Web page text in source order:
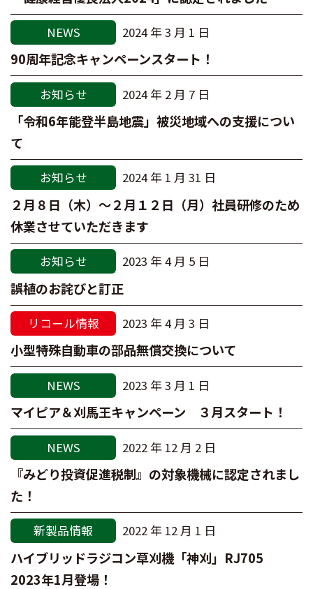
NEWS 2024 年 3 月 1 日
90周年記念キャンペーンスタート！
お知らせ 2024 年 2 月 7 日
「令和6年能登半島地震」被災地域への支援につい
て
お知らせ 2024 年 1 月 31 日
２月８日（木）～２月１２日（月）社員研修のため
休業させていただきます
お知らせ 2023 年 4 月 5 日
誤植のお詫びと訂正
リコール情報 2023 年 4 月 3 日
小型特殊自動車の部品無償交換について
NEWS 2023 年 3 月 1 日
マイピア＆刈馬王キャンペーン ３月スタート！
NEWS 2022 年 12 月 2 日
『みどり投資促進税制』の対象機械に認定されまし
た！
新製品情報 2022 年 12 月 1 日
ハイブリッドラジコン草刈機「神刈」RJ705
2023年1月登場！